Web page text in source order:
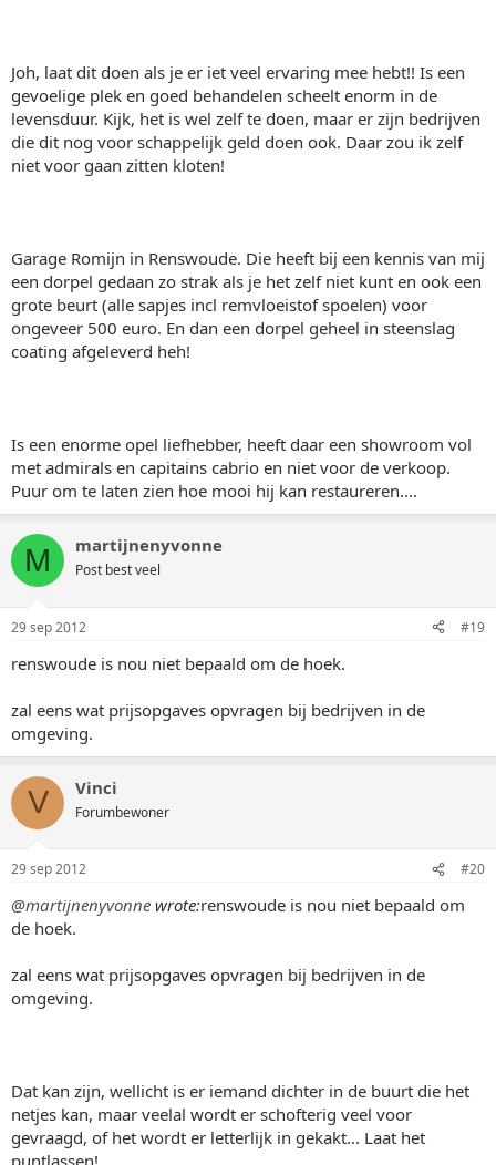
Joh, laat dit doen als je er iet veel ervaring mee hebt!! Is een
gevoelige plek en goed behandelen scheelt enorm in de
levensduur. Kijk, het is wel zelf te doen, maar er zijn bedrijven
die dit nog voor schappelijk geld doen ook. Daar zou ik zelf
niet voor gaan zitten kloten!
Garage Romijn in Renswoude. Die heeft bij een kennis van mij
een dorpel gedaan zo strak als je het zelf niet kunt en ook een
grote beurt (alle sapjes incl remvloeistof spoelen) voor
ongeveer 500 euro. En dan een dorpel geheel in steenslag
coating afgeleverd heh!
Is een enorme opel liefhebber, heeft daar een showroom vol
met admirals en capitains cabrio en niet voor de verkoop.
Puur om te laten zien hoe mooi hij kan restaureren....
M martijnenyvonne
Post best veel
29 sep 2012 #19
renswoude is nou niet bepaald om de hoek.
zal eens wat prijsopgaves opvragen bij bedrijven in de
omgeving.
V Vinci
Forumbewoner
29 sep 2012 #20
@martijnenyvonne wrote:renswoude is nou niet bepaald om
de hoek.
zal eens wat prijsopgaves opvragen bij bedrijven in de
omgeving.
Dat kan zijn, wellicht is er iemand dichter in de buurt die het
netjes kan, maar veelal wordt er schofterig veel voor
gevraagd, of het wordt er letterlijk in gekakt... Laat het
puntlassen!